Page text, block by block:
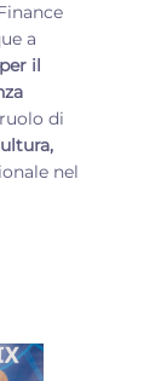
a
il
di
nel